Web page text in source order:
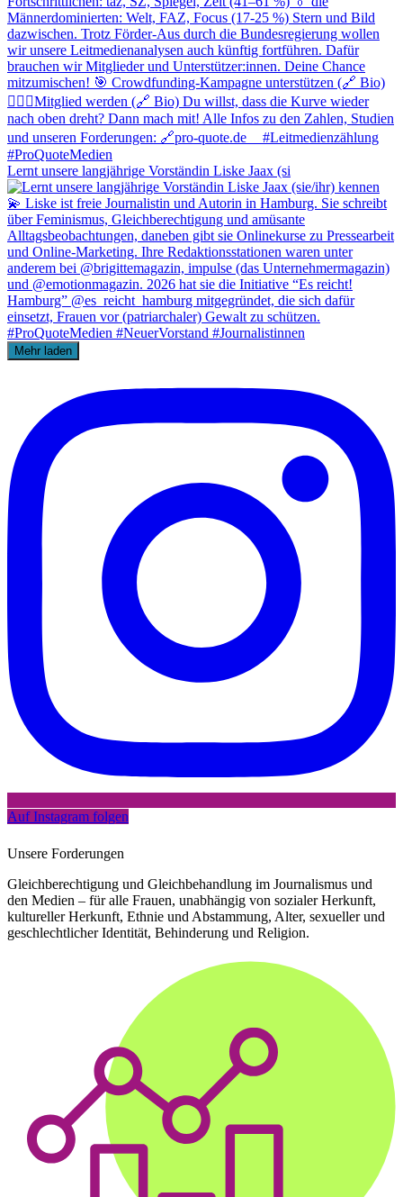
Lernt unsere langjährige Vorständin Liske Jaax (si
Mehr laden
Auf Instagram folgen
Unsere Forderungen
Gleichberechtigung und Gleichbehandlung im Journalismus und
den Medien – für alle Frauen, unabhängig von sozialer Herkunft,
kultureller Herkunft, Ethnie und Abstammung, Alter, sexueller und
geschlechtlicher Identität, Behinderung und Religion.